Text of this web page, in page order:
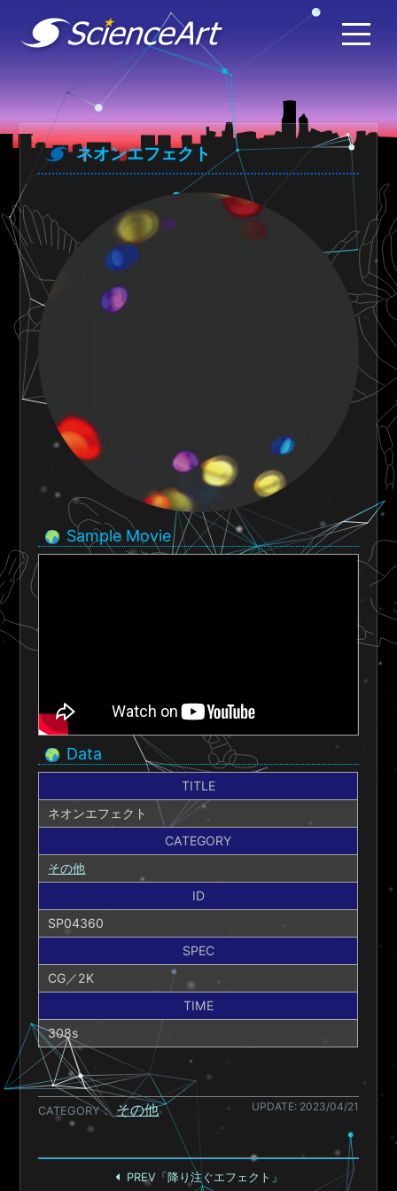
ネオンエフェクト
Sample Movie
Data
TITLE
ネオンエフェクト
CATEGORY
その他
ID
SP04360
SPEC
CG／2K
TIME
308s
CATEGORY その他 UPDATE: 2023/04/21
PREV「降り注ぐエフェクト」